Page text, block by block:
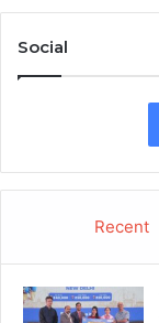
Social
Recent